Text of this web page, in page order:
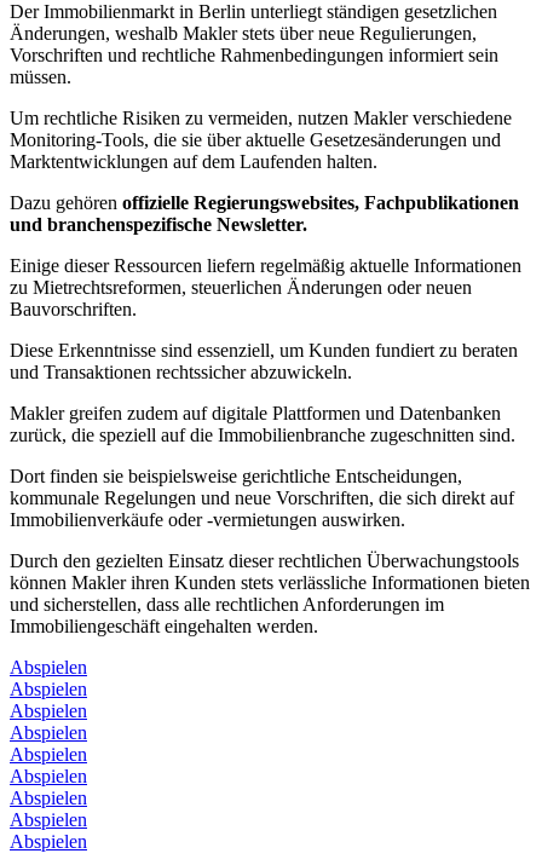
Der Immobilienmarkt in Berlin unterliegt ständigen gesetzlichen
Änderungen, weshalb Makler stets über neue Regulierungen,
Vorschriften und rechtliche Rahmenbedingungen informiert sein
müssen.
Um rechtliche Risiken zu vermeiden, nutzen Makler verschiedene
Monitoring-Tools, die sie über aktuelle Gesetzesänderungen und
Marktentwicklungen auf dem Laufenden halten.
Dazu gehören offizielle Regierungswebsites, Fachpublikationen
und branchenspezifische Newsletter.
Einige dieser Ressourcen liefern regelmäßig aktuelle Informationen
zu Mietrechtsreformen, steuerlichen Änderungen oder neuen
Bauvorschriften.
Diese Erkenntnisse sind essenziell, um Kunden fundiert zu beraten
und Transaktionen rechtssicher abzuwickeln.
Makler greifen zudem auf digitale Plattformen und Datenbanken
zurück, die speziell auf die Immobilienbranche zugeschnitten sind.
Dort finden sie beispielsweise gerichtliche Entscheidungen,
kommunale Regelungen und neue Vorschriften, die sich direkt auf
Immobilienverkäufe oder -vermietungen auswirken.
Durch den gezielten Einsatz dieser rechtlichen Überwachungstools
können Makler ihren Kunden stets verlässliche Informationen bieten
und sicherstellen, dass alle rechtlichen Anforderungen im
Immobiliengeschäft eingehalten werden.
Abspielen
Abspielen
Abspielen
Abspielen
Abspielen
Abspielen
Abspielen
Abspielen
Abspielen